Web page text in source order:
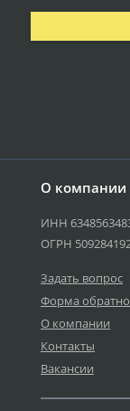
О компании
ИНН
ОГРН
Задать вопрос
Форма
О компании
Контакты
Вакансии